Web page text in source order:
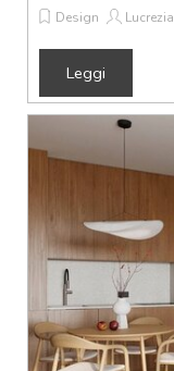
Design Lucrezia
Leggi